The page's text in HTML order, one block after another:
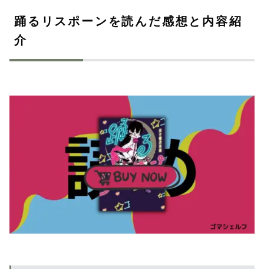
踊るリスポーンを読んだ感想と内容紹
介